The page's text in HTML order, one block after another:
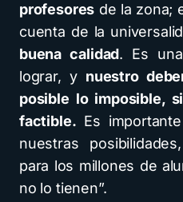
profesores de la zona;
cuenta de la
buena calidad. Es
lograr, y nuestro
posible lo imposible,
factible. Es
nuestras
para los millones de
no lo tienen”.